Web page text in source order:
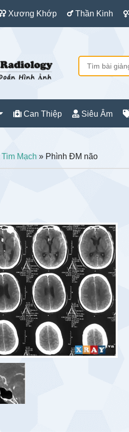
Xương Khớp Thần Kinh
Can Thiệp Siêu Âm
Tim Mạch » Phình ĐM não